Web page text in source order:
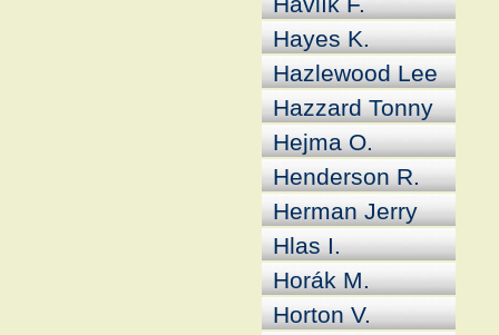
Hayes K.
Hazlewood Lee
Hazzard Tonny
Hejma O.
Henderson R.
Herman Jerry
Hlas I.
Horák M.
Horton V.